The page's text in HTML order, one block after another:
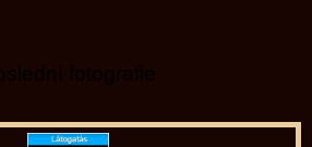
fotografie